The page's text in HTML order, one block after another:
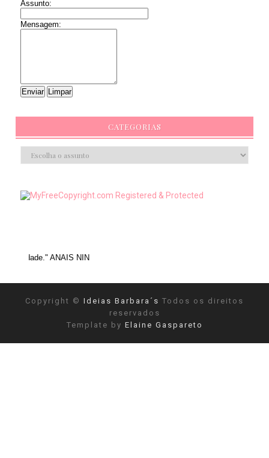
Assunto:
Mensagem:
CATEGORIAS
NIN
Copyright © Ideias Barbara´s Todos os direitos
reservados
Template by Elaine Gaspareto